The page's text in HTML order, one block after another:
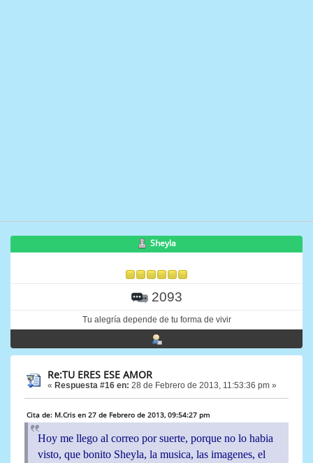
Sheyla
2093
Tu alegría depende de tu forma de vivir
Re:TU ERES ESE AMOR
« Respuesta #16 en: 28 de Febrero de 2013, 11:53:36 pm »
Cita de: M.Cris en 27 de Febrero de 2013, 09:54:27 pm
Hoy me llego al correo por suerte, porque no lo habia
visto, que bonito Sheyla, la musica, las imagenes, el